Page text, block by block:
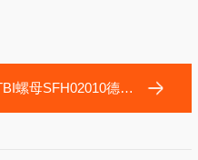
德马吉CTX8004A车削工轴承